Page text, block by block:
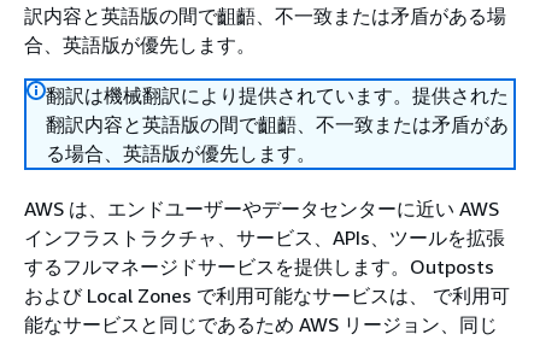
訳内容と英語版の間で齟齬、不一致または矛盾がある場
合、英語版が優先します。
翻訳は機械翻訳により提供されています。提供された
翻訳内容と英語版の間で齟齬、不一致または矛盾があ
る場合、英語版が優先します。
AWS は、エンドユーザーやデータセンターに近い AWS
インフラストラクチャ、サービス、APIs、ツールを拡張
するフルマネージドサービスを提供します。Outposts
および Local Zones で利用可能なサービスは、 で利用可
能なサービスと同じであるため AWS リージョン、同じ